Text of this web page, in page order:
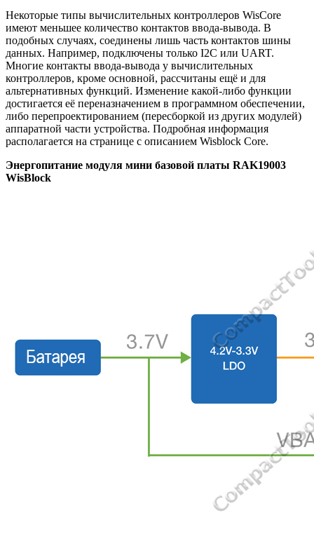
Некоторые типы вычислительных контроллеров WisCore
имеют меньшее количество контактов ввода-вывода. В
подобных случаях, соединены лишь часть контактов шины
данных. Например, подключены только I2C или UART.
Многие контакты ввода-вывода у вычислительных
контроллеров, кроме основной, рассчитаны ещё и для
альтернативных функций. Изменение какой-либо функции
достигается её переназначением в программном обеспечении,
либо перепроектированием (переcборкой из других модулей)
аппаратной части устройства. Подробная информация
располагается на странице с описанием Wisblock Core.
Энергопитание модуля мини базовой платы RAK19003
WisBlock